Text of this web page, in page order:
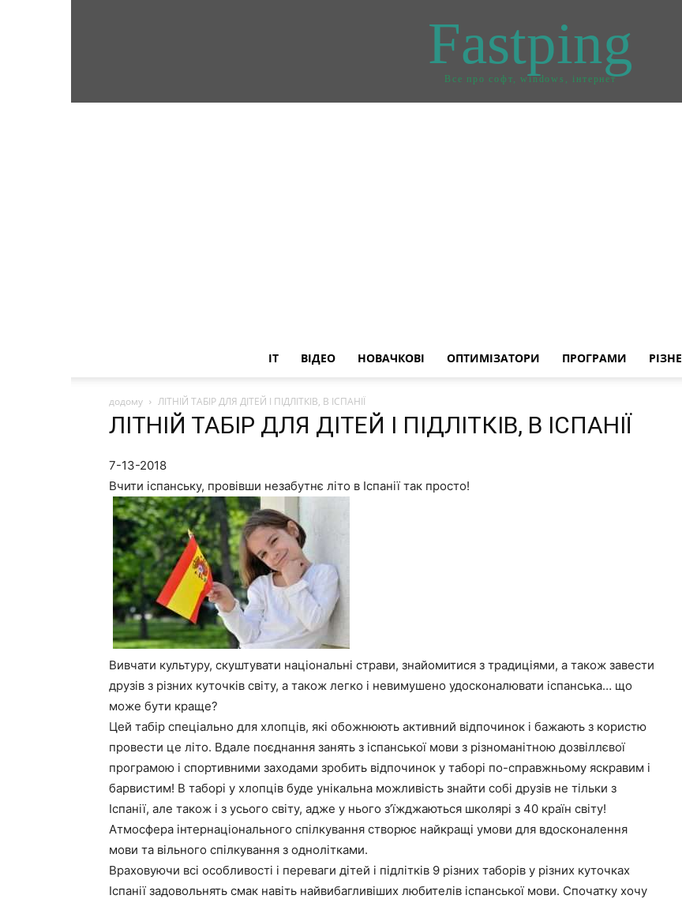
Fastping
Все про софт, windows, інтернет
IT ВІДЕО НОВАЧКОВІ ОПТИМІЗАТОРИ ПРОГРАМИ РІЗНЕ
додому ЛІТНІЙ ТАБІР ДЛЯ ДІТЕЙ І ПІДЛІТКІВ, В ІСПАНІЇ
ЛІТНІЙ ТАБІР ДЛЯ ДІТЕЙ І ПІДЛІТКІВ, В ІСПАНІЇ
7-13-2018
Вчити іспанську, провівши незабутнє літо в Іспанії так просто!
Вивчати культуру, скуштувати національні страви, знайомитися з традиціями, а також завести
друзів з різних куточків світу, а також легко і невимушено удосконалювати іспанська… що
може бути краще?
Цей табір спеціально для хлопців, які обожнюють активний відпочинок і бажають з користю
провести це літо. Вдале поєднання занять з іспанської мови з різноманітною дозвіллєвої
програмою і спортивними заходами зробить відпочинок у таборі по-справжньому яскравим і
барвистим! В таборі у хлопців буде унікальна можливість знайти собі друзів не тільки з
Іспанії, але також і з усього світу, адже у нього з’їжджаються школярі з 40 країн світу!
Атмосфера інтернаціонального спілкування створює найкращі умови для вдосконалення
мови та вільного спілкування з однолітками.
Враховуючи всі особливості і переваги дітей і підлітків 9 різних таборів у різних куточках
Іспанії задовольнять смак навіть найвибагливіших любителів іспанської мови. Спочатку хочу